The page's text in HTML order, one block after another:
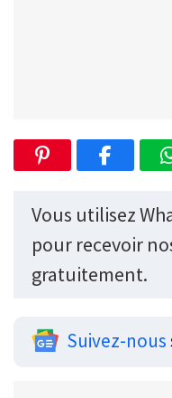
Vous utilisez
pour recevoir
gratuitement.
Suivez-nous